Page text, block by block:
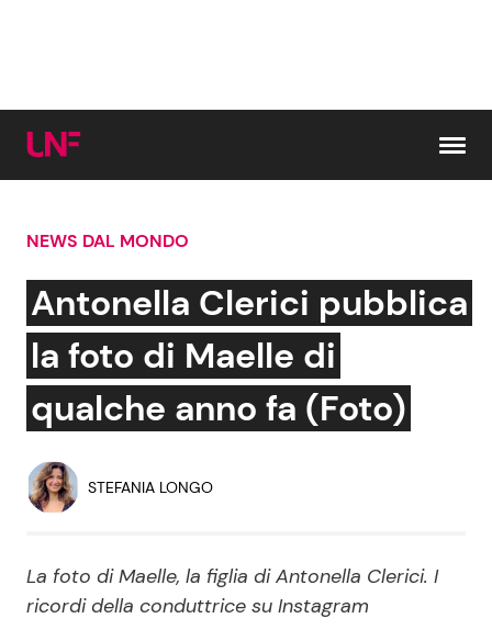
Cerca:
News e Cronaca
Attualità Italiana
Economia
Persone Scomparse
Gossip e TV
Bellezze VIP
Programmi TV
NEWS DAL MONDO
Antonella Clerici pubblica
la foto di Maelle di
qualche anno fa (Foto)
STEFANIA LONGO
La foto di Maelle, la figlia di Antonella Clerici. I
ricordi della conduttrice su Instagram